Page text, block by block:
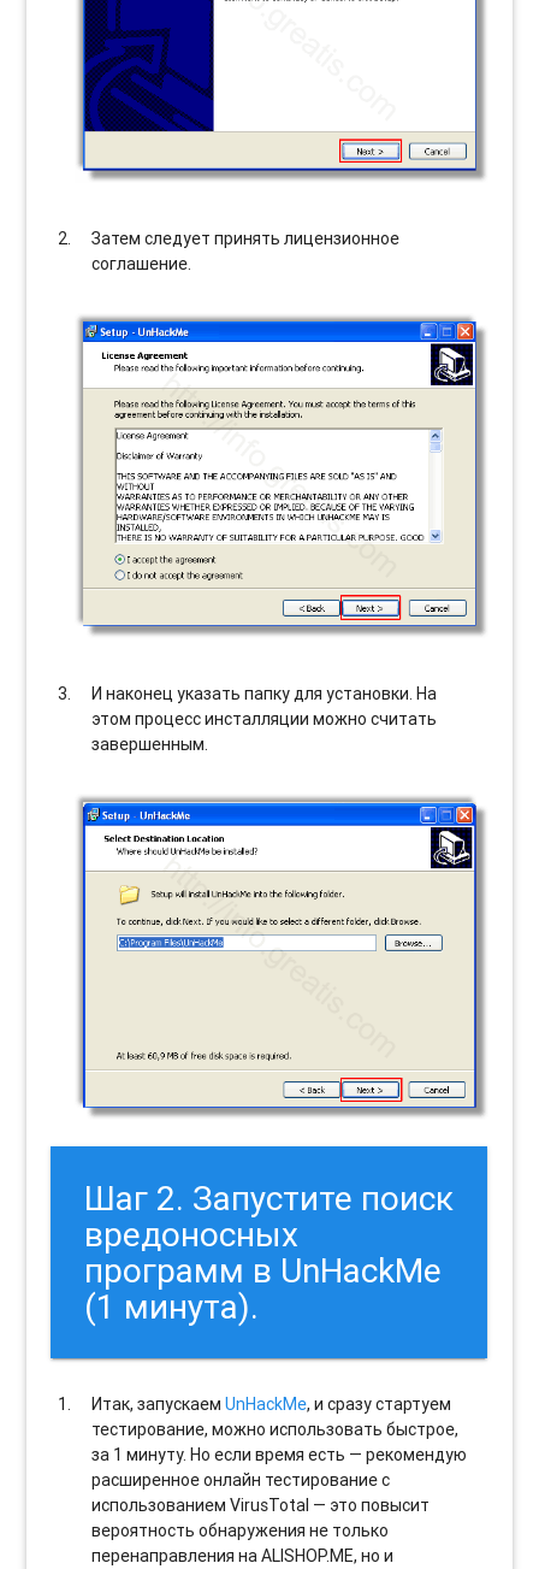
Затем следует принять лицензионное
соглашение.
И наконец указать папку для установки. На
этом процесс инсталляции можно считать
завершенным.
Шаг 2. Запустите поиск
вредоносных
программ в UnHackMe
(1 минута).
Итак, запускаемUnHackMe, и сразу стартуем
тестирование, можно использовать быстрое,
за 1 минуту. Но если время есть — рекомендую
расширенное онлайн тестирование с
использованием VirusTotal — это повысит
вероятность обнаружения не только
перенаправления на ALISHOP.ME, но и